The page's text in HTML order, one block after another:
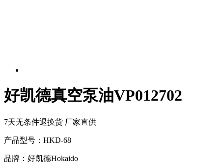
好凯德真空泵油VP012702
7天无条件退换货 厂家直供
产品型号：HKD-68
品牌：好凯德Hokaido